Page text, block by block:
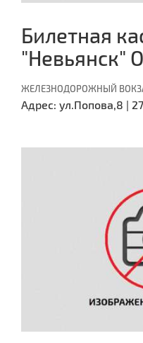
Билетная
"Невьянск"
ЖЕЛЕЗНОДОРОЖНЫЙ
Адрес: ул.Попова,8 |